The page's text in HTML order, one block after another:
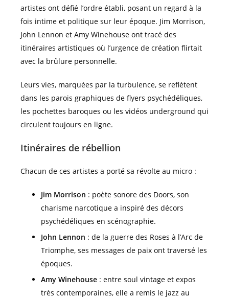
artistes ont défié l’ordre établi, posant un regard à la
fois intime et politique sur leur époque. Jim Morrison,
John Lennon et Amy Winehouse ont tracé des
itinéraires artistiques où l’urgence de création flirtait
avec la brûlure personnelle.
Leurs vies, marquées par la turbulence, se reflètent
dans les parois graphiques de flyers psychédéliques,
les pochettes baroques ou les vidéos underground qui
circulent toujours en ligne.
Itinéraires de rébellion
Chacun de ces artistes a porté sa révolte au micro :
Jim Morrison : poète sonore des Doors, son
charisme narcotique a inspiré des décors
psychédéliques en scénographie.
John Lennon : de la guerre des Roses à l’Arc de
Triomphe, ses messages de paix ont traversé les
époques.
Amy Winehouse : entre soul vintage et expos
très contemporaines, elle a remis le jazz au